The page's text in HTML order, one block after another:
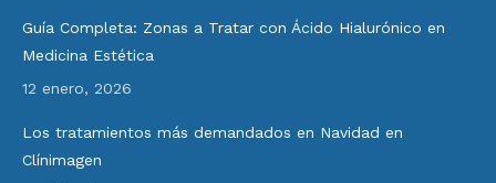
Guía Completa: Zonas a Tratar con Ácido Hialurónico en
Medicina Estética
12 enero, 2026
Los tratamientos más demandados en Navidad en
Clínimagen